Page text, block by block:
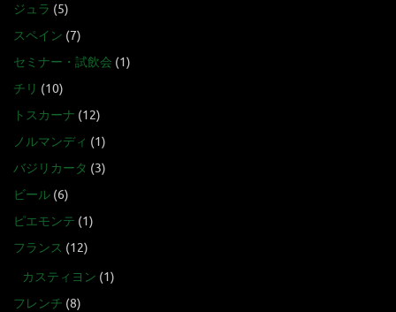
ジュラ (5)
スペイン (7)
セミナー・試飲会 (1)
チリ (10)
トスカーナ (12)
ノルマンディ (1)
バジリカータ (3)
ビール (6)
ピエモンテ (1)
フランス (12)
カスティヨン (1)
フレンチ (8)